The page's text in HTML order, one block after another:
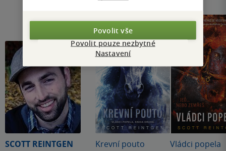
SCOTT REINTGEN Krevní pouto Vládci popela
Povolit vše
Povolit pouze nezbytné
Nastavení